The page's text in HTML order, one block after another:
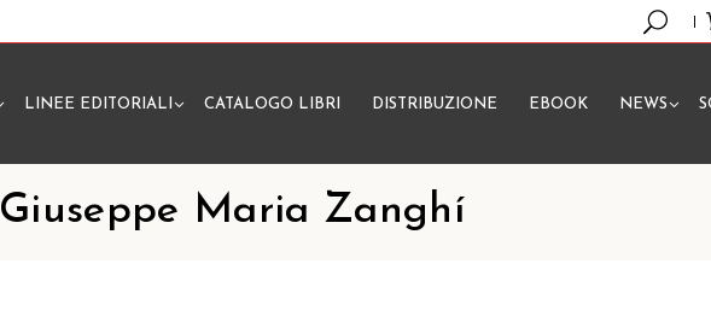
Nessun prodotto nel
LINEE EDITORIALI CATALOGO LIBRI DISTRIBUZIONE EBOOK NEWS
Giuseppe Maria Zanghí